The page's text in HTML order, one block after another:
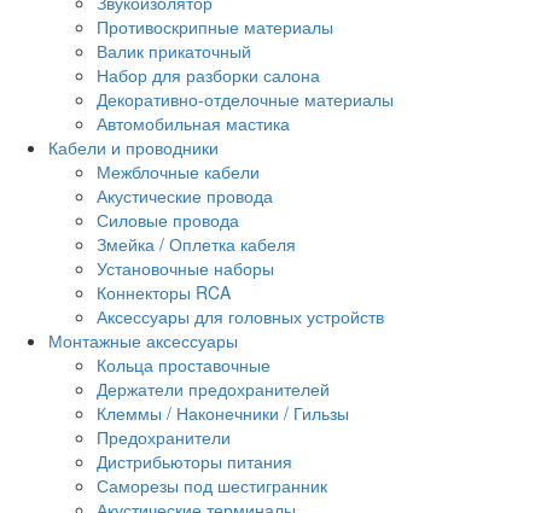
Противоскрипные материалы
Валик прикаточный
Набор для разборки салона
Декоративно-отделочные материалы
Автомобильная мастика
Кабели и проводники
Межблочные кабели
Акустические провода
Силовые провода
Змейка / Оплетка кабеля
Установочные наборы
Коннекторы RCA
Аксессуары для головных устройств
Монтажные аксессуары
Кольца проставочные
Держатели предохранителей
Клеммы / Наконечники / Гильзы
Предохранители
Дистрибьюторы питания
Саморезы под шестигранник